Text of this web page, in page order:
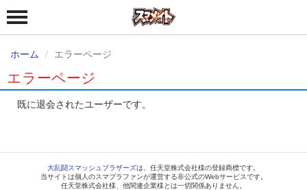
ホーム エラーページ
エラーページ
既に退会されたユーザーです。
大乱闘スマッシュブラザーズは、任天堂株式会社様の登録商標です。
当サイトは個人のスマブラファンが運営する非公式のWebサービスです。
任天堂株式会社様、他関連企業様とは一切関係ありません。